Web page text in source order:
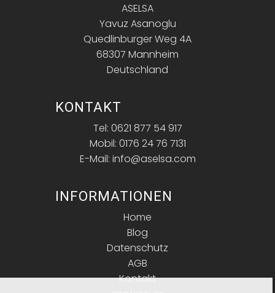
ASELSA
Yavuz Asanoglu
Quedlinburger Weg 4A
68307 Mannheim
Deutschland
KONTAKT
Tel: 0621 877 54 917
Mobil: 0176 24 76 7131
E-Mail: info@aselsa.com
INFORMATIONEN
Home
Blog
Datenschutz
AGB
Kontakt